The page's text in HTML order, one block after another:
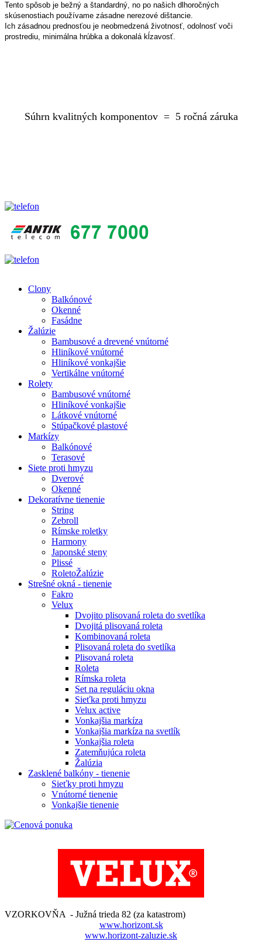
Tento spôsob je bežný a štandardný, no po našich dlhoročných
skúsenostiach používame zásadne nerezové dištancie.
Ich zásadnou prednosťou je neobmedzená životnosť, odolnosť voči
prostrediu, minimálna hrúbka a dokonalá kĺzavosť.
Súhrn kvalitných komponentov = 5 ročná záruka
Produkt
Clony
Balkónové
Okenné
Fasádne
Žalúzie
Bambusové a drevené vnútorné
Hliníkové vnútorné
Hliníkové vonkajšie
Vertikálne vnútorné
Rolety
Bambusové vnútorné
Hliníkové vonkajšie
Látkové vnútorné
Stúpačkové plastové
Markízy
Balkónové
Terasové
Siete proti hmyzu
Dverové
Okenné
Dekoratívne tienenie
String
Zebroll
Rímske roletky
Harmony
Japonské steny
Plissé
RoletoŽalúzie
Strešné okná - tienenie
Fakro
Velux
Dvojito plisovaná roleta do svetlíka
Dvojitá plisovaná roleta
Kombinovaná roleta
Plisovaná roleta do svetlíka
Plisovaná roleta
Roleta
Rímska roleta
Set na reguláciu okna
Sieťka proti hmyzu
Velux active
Vonkajšia markíza
Vonkajšia markíza na svetlík
Vonkajšia roleta
Zatemňujúca roleta
Žalúzia
Zasklené balkóny - tienenie
Sieťky proti hmyzu
Vnútorné tienenie
Vonkajšie tienenie
VZORKOVŇA - Južná trieda 82 (za katastrom)
www.horizont.sk
www.horizont-zaluzie.sk